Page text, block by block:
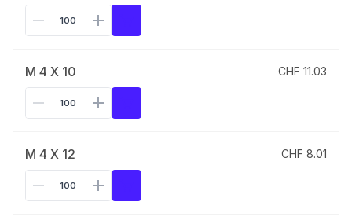
M 4 X 10 CHF 11.03
M 4 X 12 CHF 8.01